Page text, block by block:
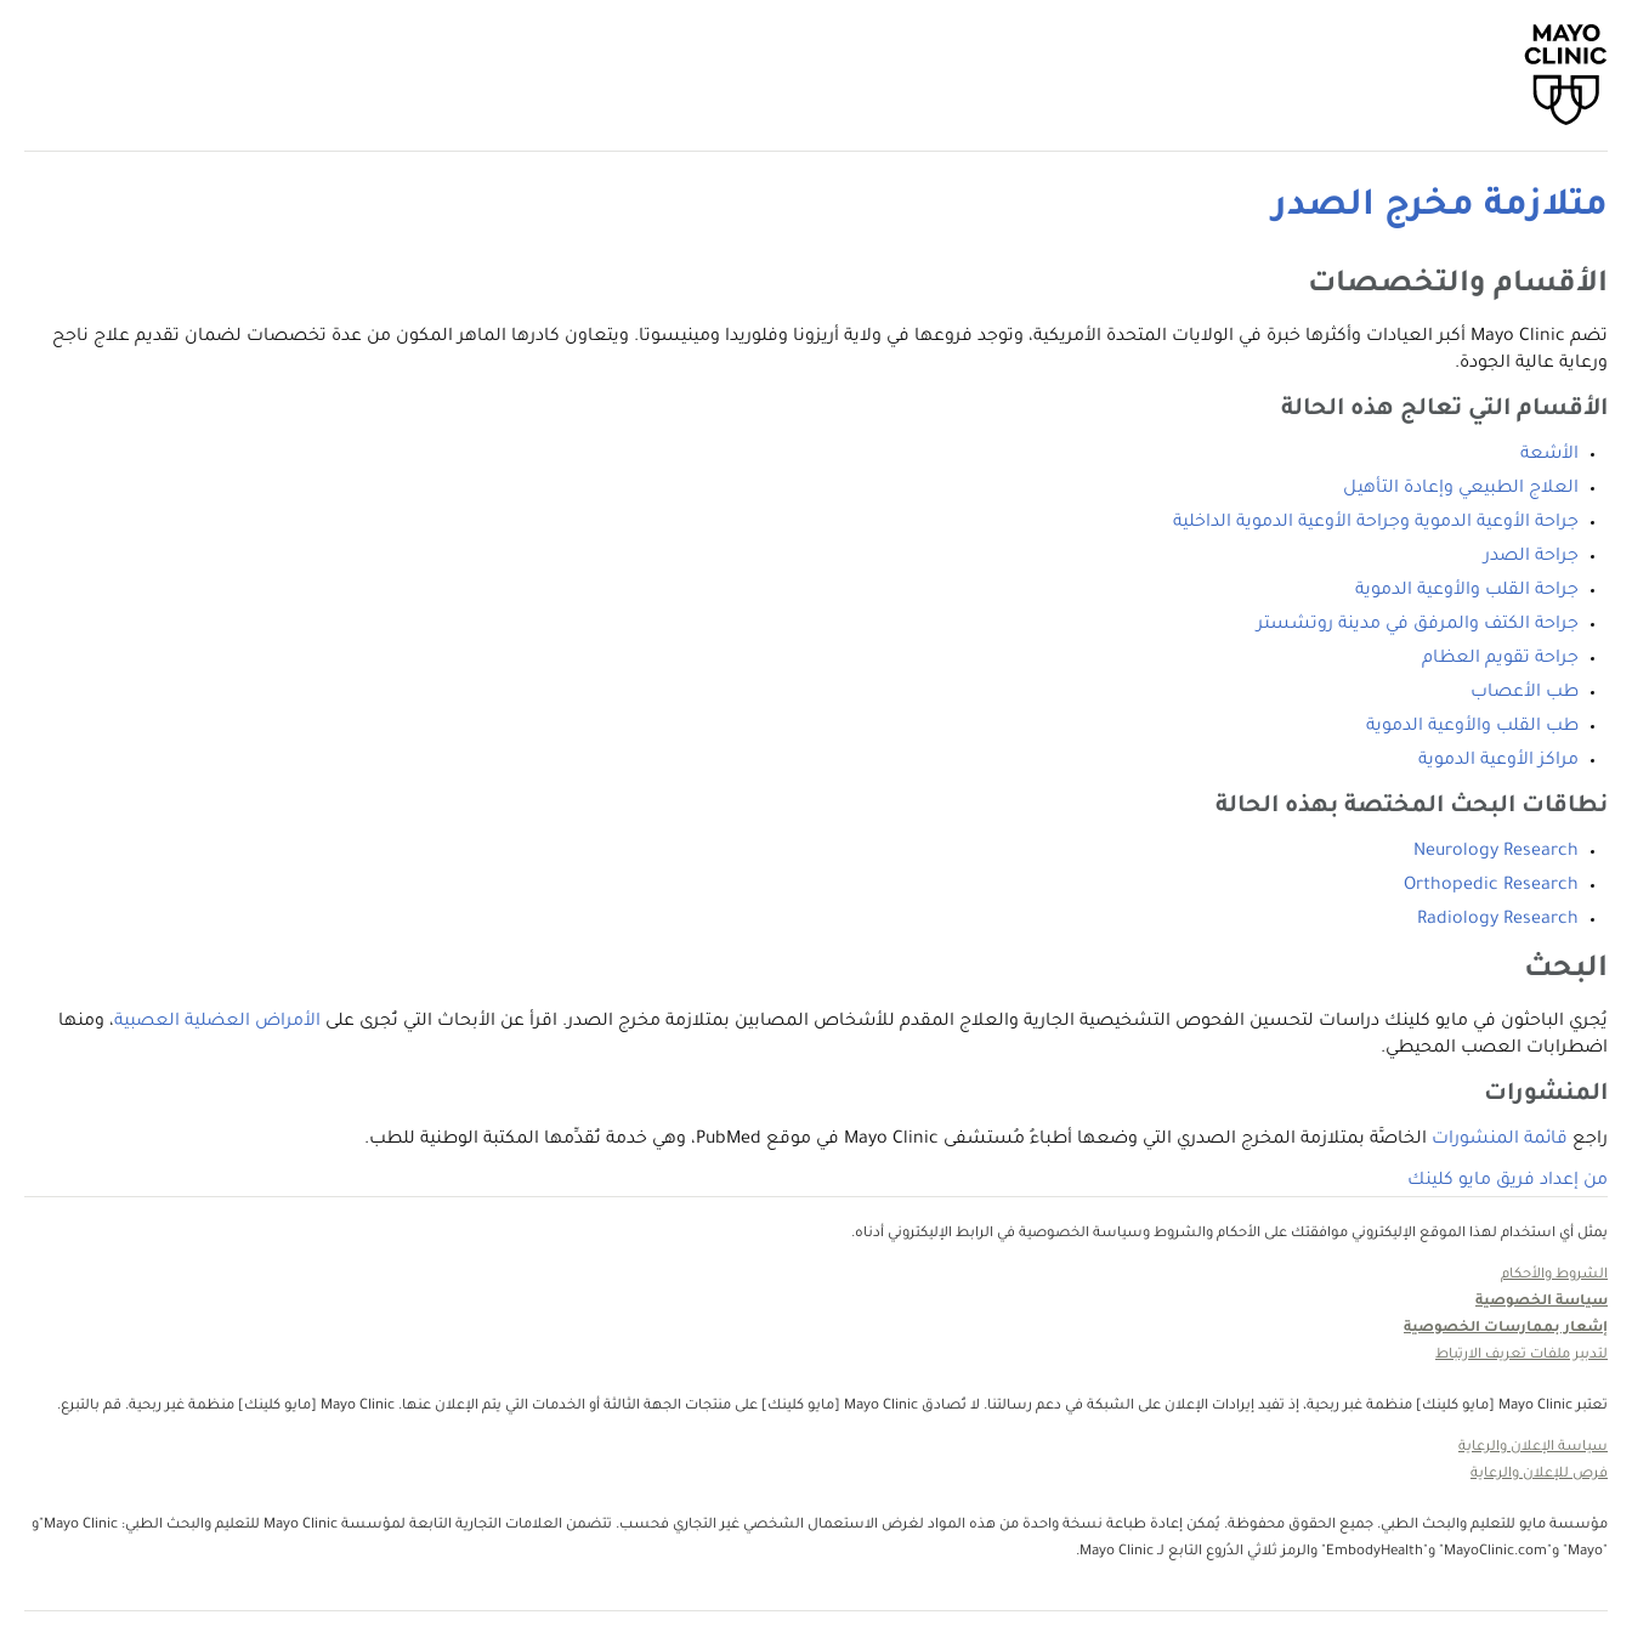
متلازمة مخرج الصدر
الأقسام والتخصصات
تضم Mayo Clinic أكبر العيادات وأكثرها خبرة في الولايات المتحدة الأمريكية، وتوجد فروعها في ولاية أريزونا وفلوريدا ومينيسوتا. ويتعاون كادرها الماهر المكون من عدة تخصصات لضمان تقديم علاج ناجح
ورعاية عالية الجودة.
الأقسام التي تعالج هذه الحالة
الأشعة
العلاج الطبيعي وإعادة التأهيل
جراحة الأوعية الدموية وجراحة الأوعية الدموية الداخلية
جراحة الصدر
جراحة القلب والأوعية الدموية
جراحة الكتف والمرفق في مدينة روتشستر
جراحة تقويم العظام
طب الأعصاب
طب القلب والأوعية الدموية
مراكز الأوعية الدموية
نطاقات البحث المختصة بهذه الحالة
Neurology Research
Orthopedic Research
Radiology Research
البحث
يُجري الباحثون في مايو كلينك دراسات لتحسين الفحوص التشخيصية الجارية والعلاج المقدم للأشخاص المصابين بمتلازمة مخرج الصدر. اقرأ عن الأبحاث التي تُجرى على الأمراض العضلية العصبية، ومنها
اضطرابات العصب المحيطي.
المنشورات
راجع قائمة المنشورات الخاصَّة بمتلازمة المخرج الصدري التي وضعها أطباءُ مُستشفى Mayo Clinic في موقع PubMed، وهي خدمة تُقدِّمها المكتبة الوطنية للطب.
من إعداد فريق مايو كلينك
يمثل أي استخدام لهذا الموقع الإليكتروني موافقتك على الأحكام والشروط وسياسة الخصوصية في الرابط الإليكتروني أدناه.
الشروط والأحكام
سياسة الخصوصية
إشعار بممارسات الخصوصية
لتدبير ملفات تعريف الارتباط
تعتبر Mayo Clinic [مايو كلينك] منظمة غبر ربحية، إذ تفيد إيرادات الإعلان على الشبكة في دعم رسالتنا. لا تُصادق Mayo Clinic [مايو كلينك] على منتجات الجهة الثالثة أو الخدمات التي يتم الإعلان عنها. Mayo Clinic [مايو كلينك] منظمة غير ربحية. قم بالتبرع.
سياسة الإعلان والرعاية
فرص للإعلان والرعاية
مؤسسة مايو للتعليم والبحث الطبي. جميع الحقوق محفوظة. يُمكن إعادة طباعة نسخة واحدة من هذه المواد لغرض الاستعمال الشخصي غير التجاري فحسب. تتضمن العلامات التجارية التابعة لمؤسسة Mayo Clinic للتعليم والبحث الطبي: Mayo Clinic"و
"Mayo" و"MayoClinic.com" و"EmbodyHealth" والرمز ثلاثي الدُروع التابع لـ Mayo Clinic.